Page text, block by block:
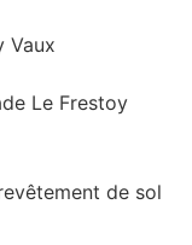
Vaux
Le Frestoy
de sol